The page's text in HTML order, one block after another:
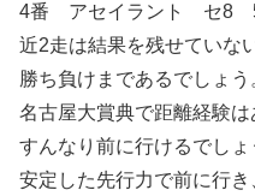
4番 アセイラント セ8
近2走は結果を残せていな
勝ち負けまであるでしょう
名古屋大賞典で距離経験
すんなり前に行けるでしょ
安定した先行力で前に行き